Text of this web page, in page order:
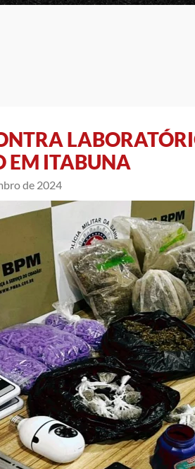
EM ITABUNA
de 2024